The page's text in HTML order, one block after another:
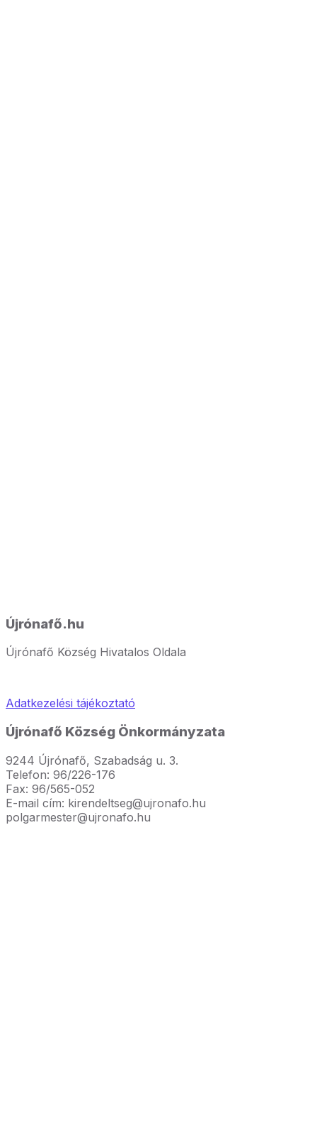
Újrónafő.hu
Újrónafő Község Hivatalos Oldala
Adatkezelési tájékoztató
Újrónafő Község Önkormányzata
9244 Újrónafő, Szabadság u. 3.
Telefon: 96/226-176
Fax: 96/565-052
E-mail cím: kirendeltseg@ujronafo.hu
polgarmester@ujronafo.hu